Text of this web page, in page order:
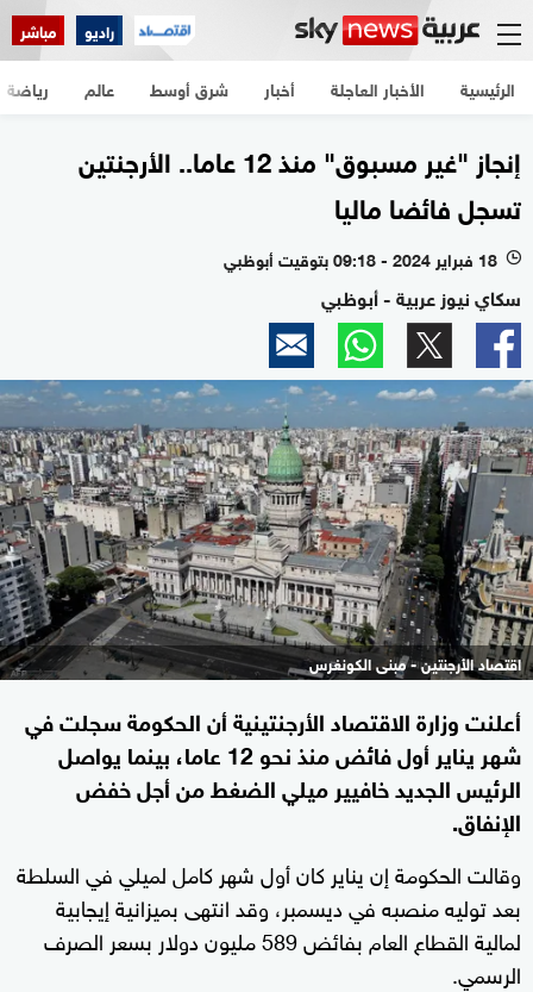
راديو مباشر
الرئيسية الأخبار العاجلة أخبار شرق أوسط عالم رياضة
إنجاز "غير مسبوق" منذ 12 عاما.. الأرجنتين
تسجل فائضا ماليا
l 18 فبراير 2024 - 09:18 بتوقيت أبوظبي
سكاي نيوز عربية - أبوظبي
اقتصاد الأرجنتين - مبنى الكونغرس
أعلنت وزارة الاقتصاد الأرجنتينية أن الحكومة سجلت في
شهر يناير أول فائض منذ نحو 12 عاما، بينما يواصل
الرئيس الجديد خافيير ميلي الضغط من أجل خفض
الإنفاق.
وقالت الحكومة إن يناير كان أول شهر كامل لميلي في السلطة
بعد توليه منصبه في ديسمبر، وقد انتهى بميزانية إيجابية
لمالية القطاع العام بفائض 589 مليون دولار بسعر الصرف
الرسمي.